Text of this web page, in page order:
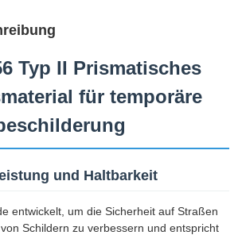
Typ II Prismatisches
für temporäre
und Haltbarkeit
entwickelt, um die Sicherheit auf Straßen
Schildern zu verbessern und entspricht